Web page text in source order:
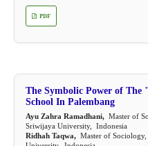
PDF
The Symbolic Power of
School In Palembang
Ayu Zahra Ramadhani,Master of
Sriwijaya University, Indonesia
Ridhah Taqwa,Master of Sociology,